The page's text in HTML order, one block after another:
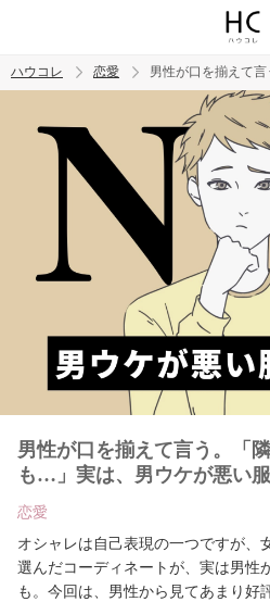
トレンド ワード
ハウコレ 恋愛 男性が口を揃えて
男性が口を揃えて言う。「
も…」実は、男ウケが悪い
恋愛
オシャレは自己表現の一つですが、
選んだコーディネートが、実は男性
も。今回は、男性から見てあまり好